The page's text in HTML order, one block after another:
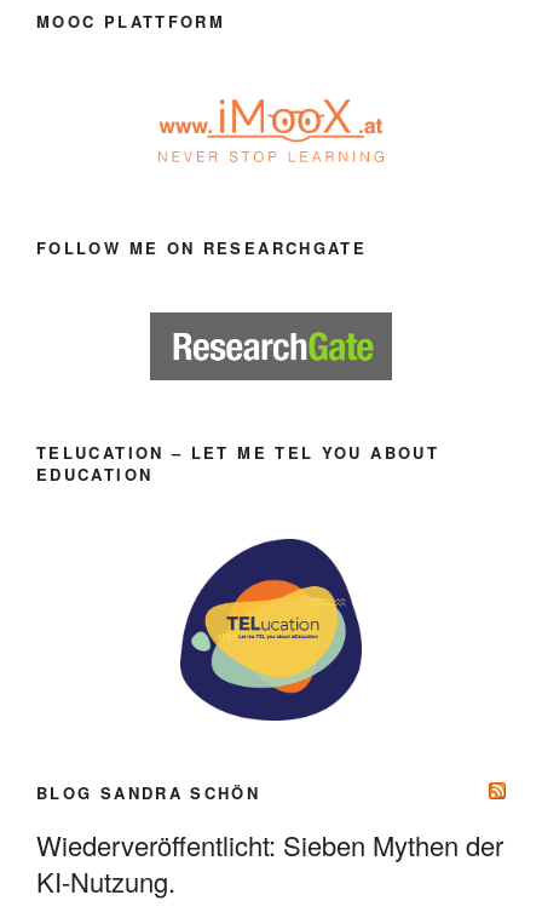
MOOC PLATTFORM
FOLLOW ME ON RESEARCHGATE
TELUCATION – LET ME TEL YOU ABOUT
EDUCATION
BLOG SANDRA SCHÖN
Wiederveröffentlicht: Sieben Mythen der
KI-Nutzung.